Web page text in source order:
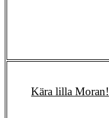
Kära lilla Moran!